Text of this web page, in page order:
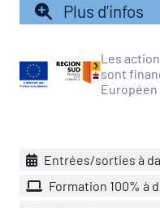
Plus d'infos
Les
sont
Européen
Entrées/sorties à
Formation 100% à